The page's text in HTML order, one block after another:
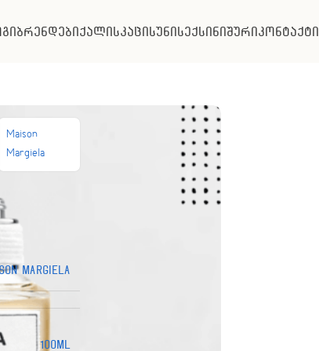
ბრენდებიქალისკაცისუნისექსინიშურიკონტაქტი
Maison
Margiela
Margiela
100ML